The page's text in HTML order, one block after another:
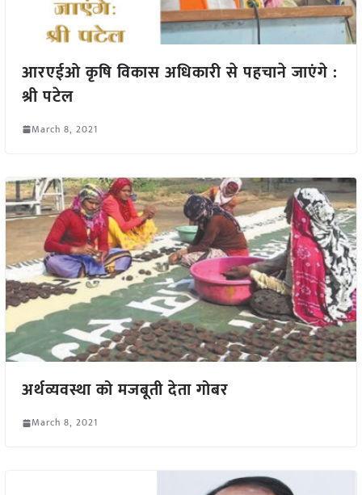
आरएईओ कृषि विकास अधिकारी से पहचाने जाएंगे :
श्री पटेल
March 8, 2021
अर्थव्यवस्था को मजबूती देता गोबर
March 8, 2021